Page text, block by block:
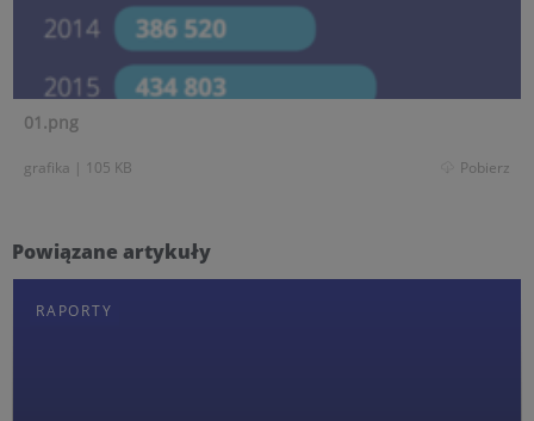
01.png
grafika | 105 KB Pobierz
Powiązane artykuły
RAPORTY